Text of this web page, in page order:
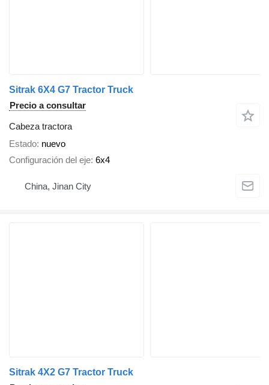
Sitrak 6X4 G7 Tractor Truck
Precio a consultar
Cabeza tractora
Estado nuevo
Configuración del eje 6x4
China, Jinan City
Sitrak 4X2 G7 Tractor Truck